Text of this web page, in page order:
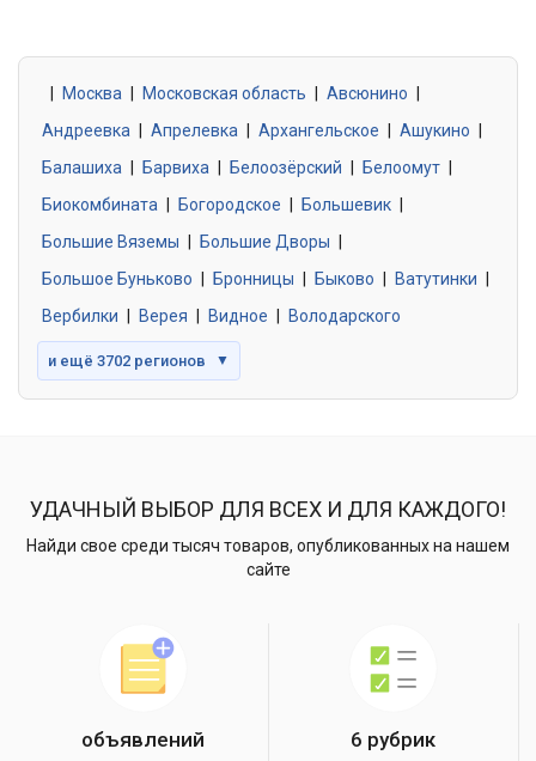
0 объявлений
Знакомства без обязательств
0 объявлений
Москва Московская область Авсюнино
Андреевка
Апрелевка Архангельское Ашукино
Балашиха
Барвиха Белоозёрский Белоомут
Биокомбината
Богородское Большевик
Большие Вяземы
Большие Дворы
Большое Буньково
Бронницы Быково Ватутинки
Вербилки
Верея Видное Володарского
и ещё 3702 регионов ▼
УДАЧНЫЙ ВЫБОР ДЛЯ ВСЕХ И ДЛЯ КАЖДОГО!
Найди свое среди тысяч товаров, опубликованных на нашем
сайте
объявлений 6 рубрик